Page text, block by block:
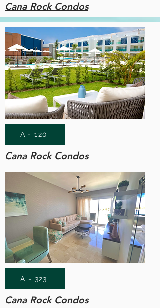
Cana Rock Condos
A - 120
Cana Rock Condos
A - 323
Cana Rock Condos